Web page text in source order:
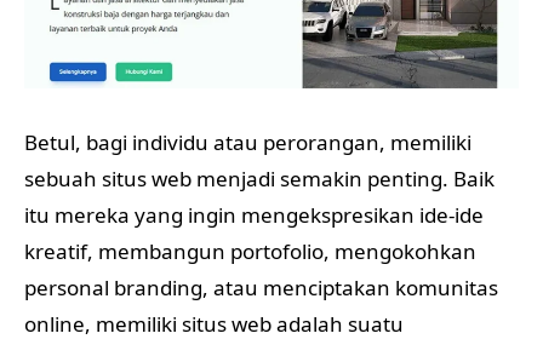
Betul, bagi individu atau perorangan, memiliki
sebuah situs web menjadi semakin penting. Baik
itu mereka yang ingin mengekspresikan ide-ide
kreatif, membangun portofolio, mengokohkan
personal branding, atau menciptakan komunitas
online, memiliki situs web adalah suatu